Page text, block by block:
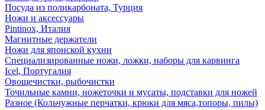
Посуда из поликарбоната, Турция
Ножи и аксессуары
Pintinox, Италия
Магнитные держатели
Ножи для японской кухни
Специализированные ножи, ложки, наборы для карвинга
Icel, Португалия
Овощечистки, рыбочистки
Точильные камни, ножеточки и мусаты, подставки для ножей
Разное (Кольчужные перчатки, крюки для мяса,топоры, пилы)